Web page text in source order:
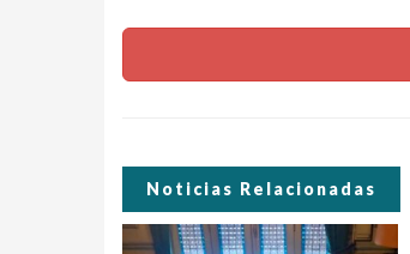
Noticias Relacionadas